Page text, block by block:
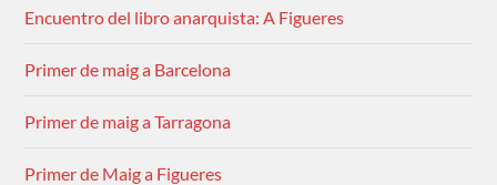
Encuentro del libro anarquista: A Figueres
Primer de maig a Barcelona
Primer de maig a Tarragona
Primer de Maig a Figueres